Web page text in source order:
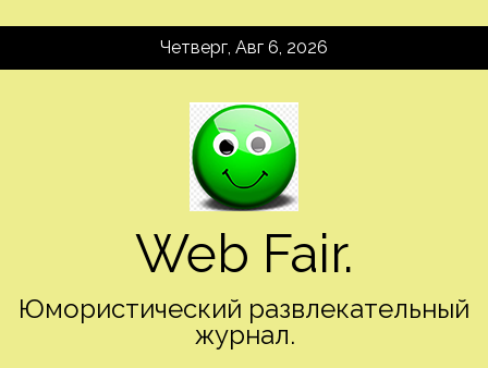
Четверг, Авг 6, 2026
Web Fair.
Юмористический развлекательный
журнал.